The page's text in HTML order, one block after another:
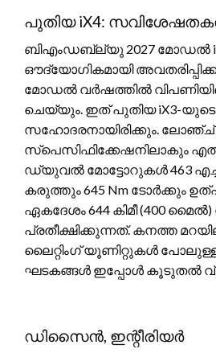
പുതിയ iX4:
ബിഎംഡബ്ല്യു 2027 മോഡൽ
ഔദ്യോഗികമായി
മോഡൽ വർഷത്തിൽ
ചെയ്യും. ഇത് പുതിയ iX3-യുടെ
സഹോദരനായിരിക്കും. ലോഞ്ച്
സ്പെസിഫിക്കേഷനിലാകും
ഡ്യുവൽ മോട്ടോറുകൾ 463
കരുത്തും 645 Nm ടോർക്കും
ഏകദേശം 644 കിമീ (400
പ്രതീക്ഷിക്കുന്നത്. കനത്ത
ലൈറ്റിംഗ് യൂണിറ്റുകൾ
ഘടകങ്ങൾ ഇപ്പോൾ കൂടുതൽ
ഡിസൈൻ, ഇന്റീരിയർ